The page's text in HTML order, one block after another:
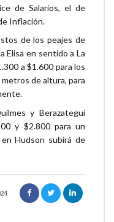
de Salarios, el de
Inflación.
de los peajes de
Elisa en sentido a La
a $1.600 para los
de altura, para
y Berazategui
y $2.800 para un
Hudson subirá de